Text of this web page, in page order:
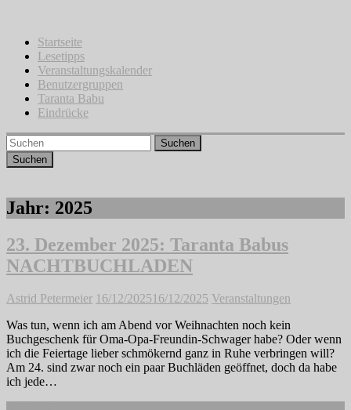
springenStartseite
Lesetipps
Veranstaltungskalender
Benutzergruppen
Taranta Babu
Eindrücke
Suchen
Jahr: 2025
23. Dezember 2025: Taranta Babus
NACHTBUCHLADEN
Astrid Petermeier 16/12/202516/12/2025 Veranstaltungen
Was tun, wenn ich am Abend vor Weihnachten noch kein
Buchgeschenk für Oma-Opa-Freundin-Schwager habe? Oder wenn
ich die Feiertage lieber schmökernd ganz in Ruhe verbringen will?
Am 24. sind zwar noch ein paar Buchläden geöffnet, doch da habe
ich jede…